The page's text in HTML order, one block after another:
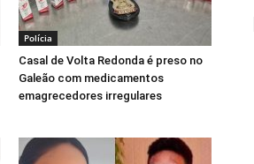
Polícia
Casal de Volta Redonda é preso no
Galeão com medicamentos
emagrecedores irregulares